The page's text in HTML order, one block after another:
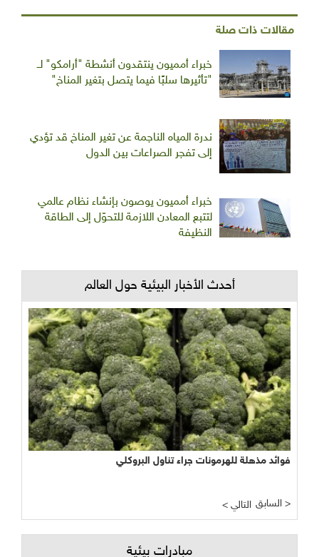
مقالات ذات صلة
خبراء أمميون ينتقدون أنشطة "أرامكو" لــ
"تأثيرها سلبًا فيما يتصل بتغير المناخ"
ندرة المياه الناجمة عن تغير المناخ قد تؤدي
إلى تفجر الصراعات بين الدول
خبراء أمميون يوصون بإنشاء نظام عالمي
لتتبع المعادن اللازمة للتحوّل إلى الطاقة
النظيفة
أحدث الأخبار البيئية حول العالم
فوائد مذهلة للهرمونات جراء تناول البروكلي
< التالي السابق >
مبادرات بيئية